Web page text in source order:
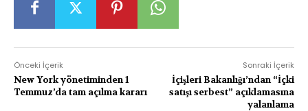
Önceki İçerik
New York yönetiminden 1
Temmuz’da tam açılma kararı
Sonraki İçerik
İçişleri Bakanlığı’ndan “İçki
satışı serbest” açıklamasına
yalanlama